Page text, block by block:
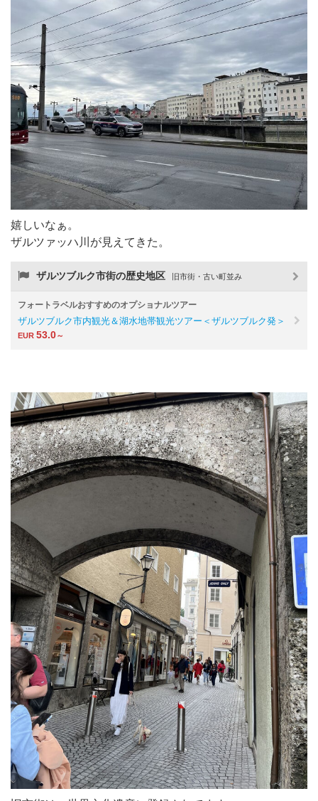
嬉しいなぁ。
ザルツァッハ川が見えてきた。
ザルツブルク市街の歴史地区 旧市街・古い町並み
フォートラベルおすすめのオプショナルツアー
ザルツブルク市内観光＆湖水地帯観光ツアー＜ザルツブルク発＞
EUR 53.0～